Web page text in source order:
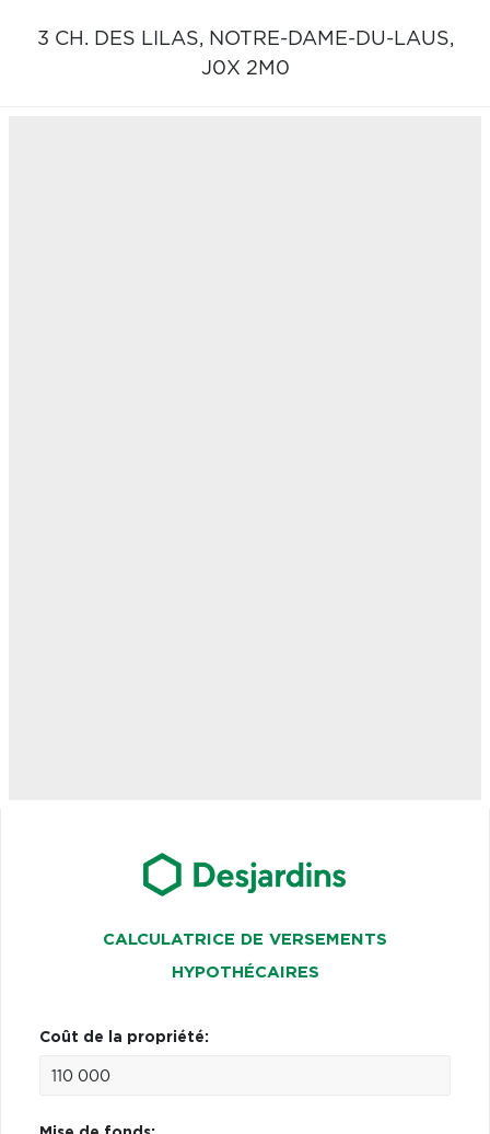
3 CH. DES LILAS, NOTRE-DAME-DU-LAUS,
J0X 2M0
CALCULATRICE DE VERSEMENTS
HYPOTHÉCAIRES
Coût de la propriété: